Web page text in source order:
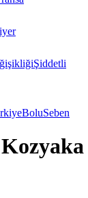
Şiddetli
BoluSeben